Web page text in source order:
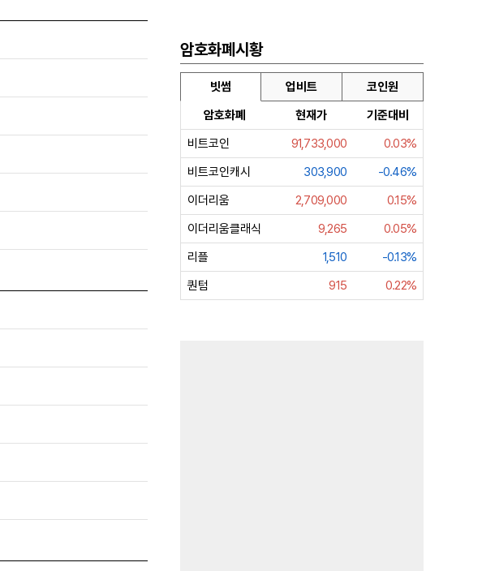
암호화폐시황
빗썸 업비트
코인원
암호화폐
현재가
기준대비
비트코인
91,733,000
0.03%
비트코인캐시
303,900
-0.46%
이더리움
2,709,000
0.15%
이더리움클래식
9,265
0.05%
리플
1,510
-0.13%
퀀텀
915 0.22%